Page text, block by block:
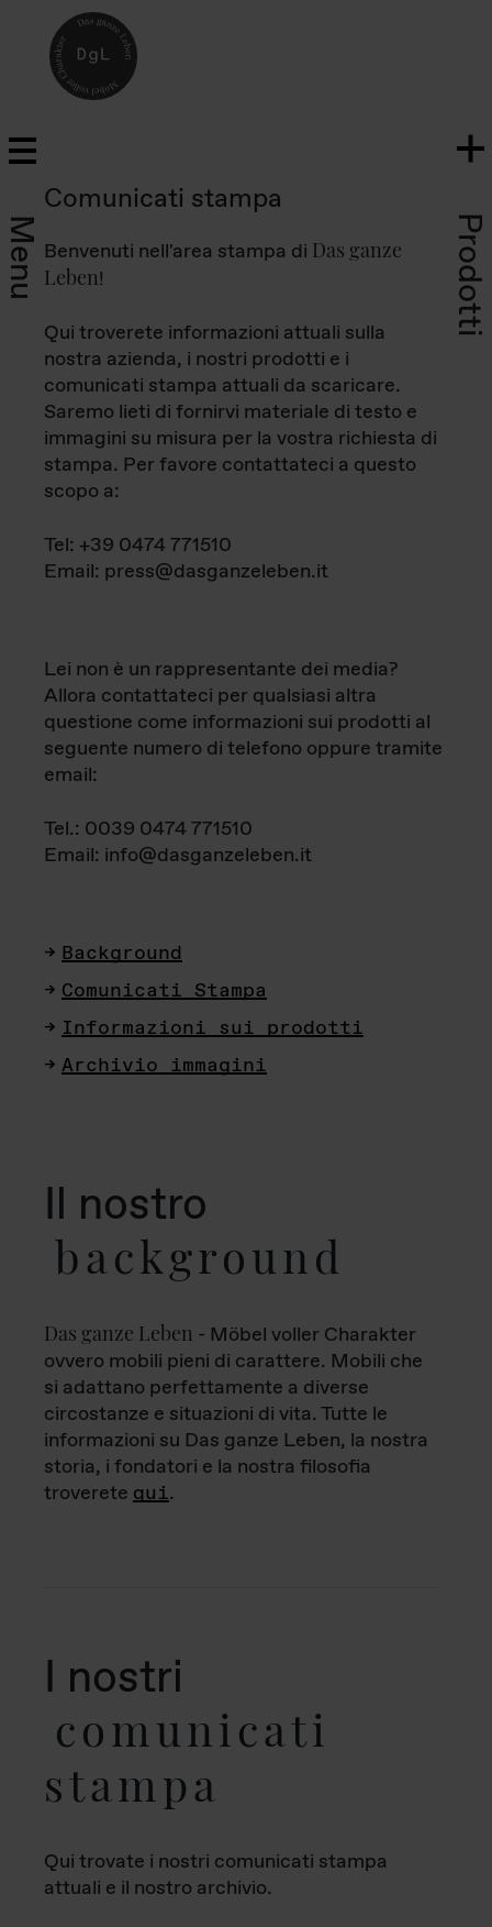
Menu Prodotti
Comunicati stampa
Benvenuti nell'area stampa di Das ganze
Leben!
Qui troverete informazioni attuali sulla
nostra azienda, i nostri prodotti e i
comunicati stampa attuali da scaricare.
Saremo lieti di fornirvi materiale di testo e
immagini su misura per la vostra richiesta di
stampa. Per favore contattateci a questo
scopo a:
Tel: +39 0474 771510
Email: press@dasganzeleben.it
Lei non è un rappresentante dei media?
Allora contattateci per qualsiasi altra
questione come informazioni sui prodotti al
seguente numero di telefono oppure tramite
email:
Tel.: 0039 0474 771510
Email: info@dasganzeleben.it
Background
Comunicati Stampa
Informazioni sui prodotti
Archivio immagini
Il nostro
background
Das ganze Leben - Möbel voller Charakter
ovvero mobili pieni di carattere. Mobili che
si adattano perfettamente a diverse
circostanze e situazioni di vita. Tutte le
informazioni su Das ganze Leben, la nostra
storia, i fondatori e la nostra filosofia
troverete qui.
I nostri
comunicati
stampa
Qui trovate i nostri comunicati stampa
attuali e il nostro archivio.